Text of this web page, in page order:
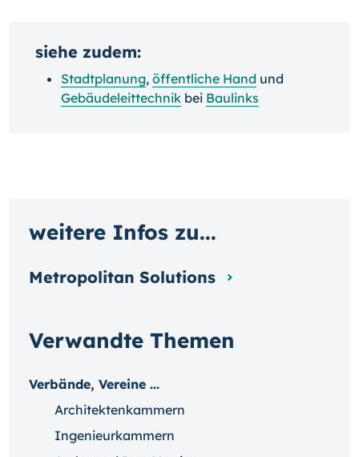
siehe zudem:
Stadtplanung, öffentliche Hand und
Gebäudeleittechnik bei Baulinks
Verwandte Themen
Verbände, Vereine ...
Architektenkammern
Ingenieurkammern
weitere Infos zu...
Metropolitan Solutions